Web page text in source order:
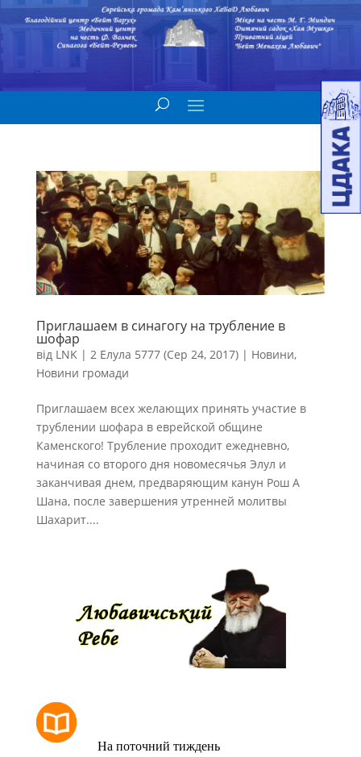
Приглашаем в синагогу на трубление в
шофар
від LNK| 2 Елула 5777 (Сер 24, 2017)| Новини,
Новини громади
Приглашаем всех желающих принять участие в
трублении шофара в еврейской общине
Каменского! Трубление проходит ежедневно,
начиная со второго дня новомесячья Элул и
заканчивая днем, предваряющим канун Рош А
Шана, после завершения утренней молитвы
Шахарит....
На поточний тиждень